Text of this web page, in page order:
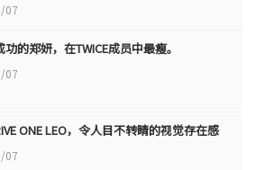
07
的郑妍，在TWICE成员中最瘦。
07
ONE LEO，令人目不转睛的视觉存在感
07